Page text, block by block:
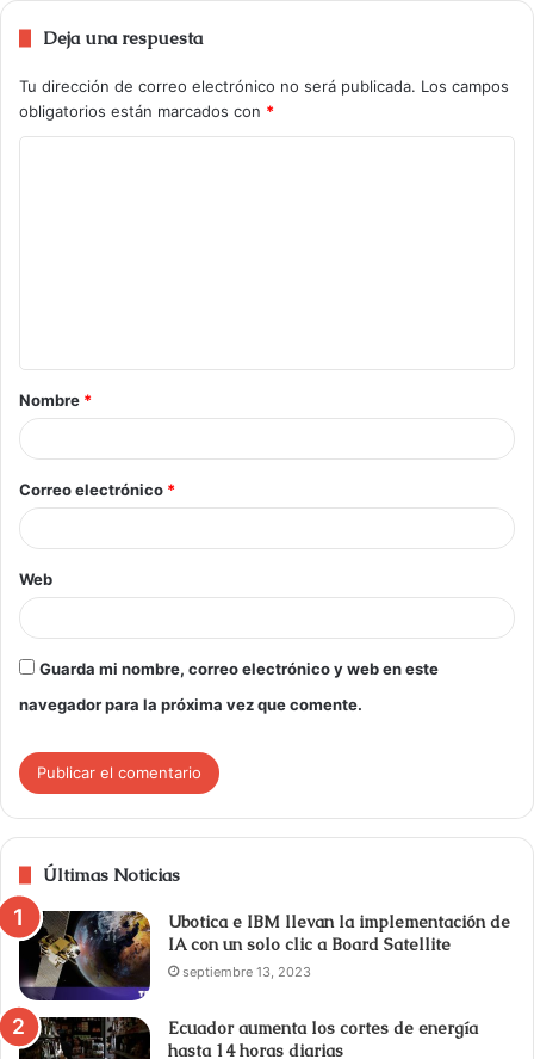
Deja una respuesta
Tu dirección de correo electrónico no será publicada. Los campos
obligatorios están marcados con *
Nombre *
Correo electrónico *
Web
Guarda mi nombre, correo electrónico y web en este
navegador para la próxima vez que comente.
Últimas Noticias
Ubotica e IBM llevan la implementación de
IA con un solo clic a Board Satellite
septiembre 13, 2023
Ecuador aumenta los cortes de energía
hasta 14 horas diarias